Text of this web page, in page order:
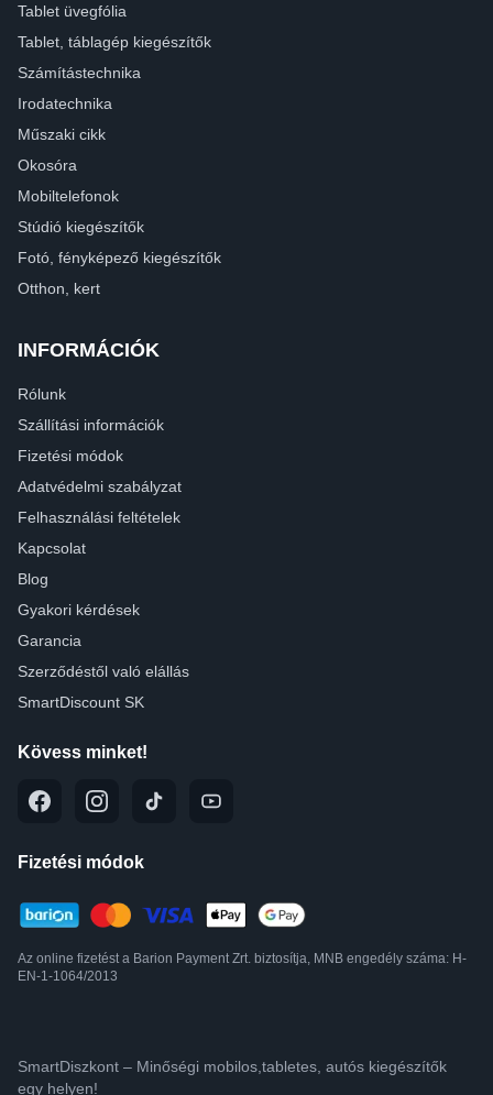
Tablet üvegfólia
Tablet, táblagép kiegészítők
Számítástechnika
Irodatechnika
Műszaki cikk
Okosóra
Mobiltelefonok
Stúdió kiegészítők
Fotó, fényképező kiegészítők
Otthon, kert
INFORMÁCIÓK
Rólunk
Szállítási információk
Fizetési módok
Adatvédelmi szabályzat
Felhasználási feltételek
Kapcsolat
Blog
Gyakori kérdések
Garancia
Szerződéstől való elállás
SmartDiscount SK
Kövess minket!
Fizetési módok
Az online fizetést a Barion Payment Zrt. biztosítja, MNB engedély száma: H-
EN-1-1064/2013
SmartDiszkont – Minőségi mobilos,tabletes, autós kiegészítők
egy helyen!